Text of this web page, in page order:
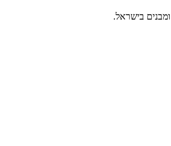
בישראל.